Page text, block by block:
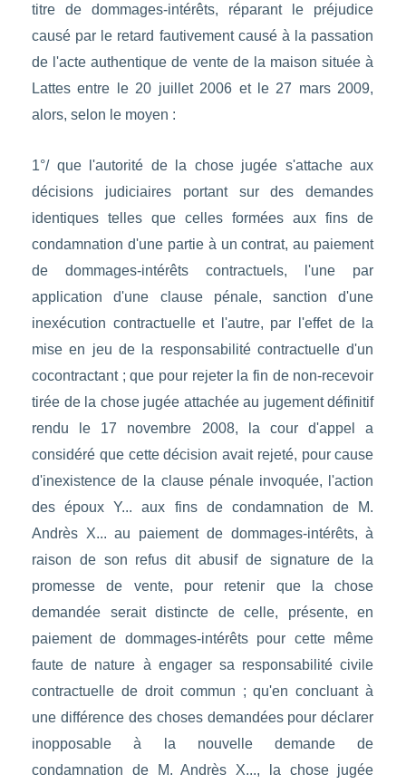
titre de dommages-intérêts, réparant le préjudice
causé par le retard fautivement causé à la passation
de l'acte authentique de vente de la maison située à
Lattes entre le 20 juillet 2006 et le 27 mars 2009,
alors, selon le moyen :
1°/ que l'autorité de la chose jugée s'attache aux
décisions judiciaires portant sur des demandes
identiques telles que celles formées aux fins de
condamnation d'une partie à un contrat, au paiement
de dommages-intérêts contractuels, l'une par
application d'une clause pénale, sanction d'une
inexécution contractuelle et l'autre, par l'effet de la
mise en jeu de la responsabilité contractuelle d'un
cocontractant ; que pour rejeter la fin de non-recevoir
tirée de la chose jugée attachée au jugement définitif
rendu le 17 novembre 2008, la cour d'appel a
considéré que cette décision avait rejeté, pour cause
d'inexistence de la clause pénale invoquée, l'action
des époux Y... aux fins de condamnation de M.
Andrès X... au paiement de dommages-intérêts, à
raison de son refus dit abusif de signature de la
promesse de vente, pour retenir que la chose
demandée serait distincte de celle, présente, en
paiement de dommages-intérêts pour cette même
faute de nature à engager sa responsabilité civile
contractuelle de droit commun ; qu'en concluant à
une différence des choses demandées pour déclarer
inopposable à la nouvelle demande de
condamnation de M. Andrès X..., la chose jugée